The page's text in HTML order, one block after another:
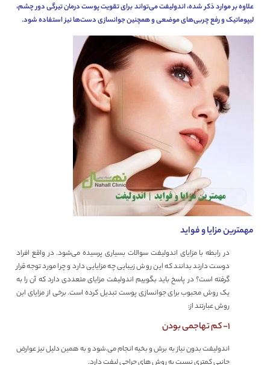
علاوه بر موارد ذکر شده، اندولیفت می‌تواند برای تقویت پوست درمان تیرگی دور چشم،
لیپوماتیک و رفع چربی‌های موضعی و همچنین جوانسازی دست‌ها نیز استفاده شود.
مهمترین مزایا و فواید
در رابطه با مزایای اندولیفت سوالات بسیاری پرسیده می‌شود. در واقع افراد
دوست دارند بدانند که این روش زیبایی چه مزایایی دارد و چرا مورد توجه قرار
گرفته است؟ در پاسخ باید بگوییم اندولیفت مزایای متعددی دارد که آن را به
یک روش محبوب برای جوانسازی پوست تبدیل کرده است. برخی از مزایای این
روش عبارتند از:
۱- کم تهاجمی بودن
اندولیفت بدون نیاز به برش و بخیه انجام می.شود و به همین دلیل نیز عوارض